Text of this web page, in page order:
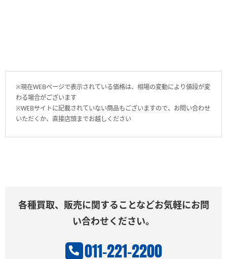
※現在WEBページで表示されている価格は、相場の変動により値段が変
わる場合がございます
※WEBサイトに記載されていない商品もございますので、お問い合わせ
いただくか、直接店頭までお越しください
各種買取、販売に関することなどお気軽にお問
い合わせください。
011-221-2200